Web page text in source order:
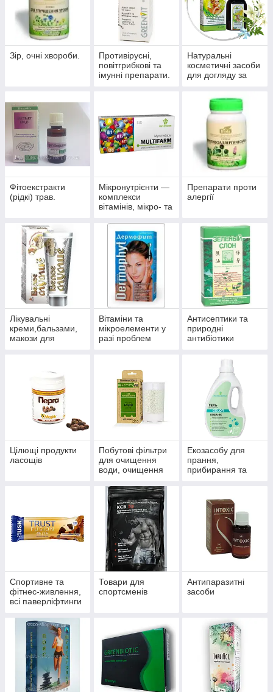
Зір, очні хвороби.
Противірусні,
повітгрибкові та
імунні препарати.
Натуральні
косметичні засоби
для догляду за
Фітоекстракти
(рідкі) трав.
Мікронутрієнти —
комплекси
вітамінів, мікро- та
Препарати проти
алергії
Лікувальні
креми,бальзами,
макози для
Вітаміни та
мікроелементи у
разі проблем
Антисептики та
природні
антибіотики
Цілющі продукти
ласощів
Побутові фільтри
для очищення
води, очищення
водопостачання й
опалення
Екозасобу для
прання,
прибирання та
Спортивне та
фітнес-живлення,
всі паверліфтинги
тренажери, одяг
Товари для
спортсменів
Антипаразитні
засоби